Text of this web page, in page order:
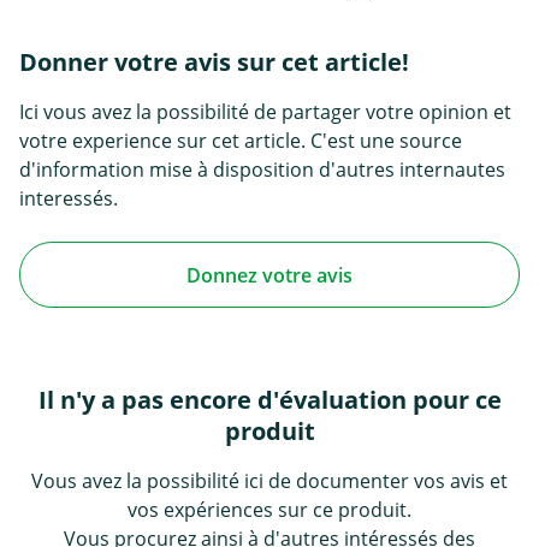
Donner votre avis sur cet article!
Ici vous avez la possibilité de partager votre opinion et
votre experience sur cet article. C'est une source
d'information mise à disposition d'autres internautes
interessés.
Donnez votre avis
Il n'y a pas encore d'évaluation pour ce
produit
Vous avez la possibilité ici de documenter vos avis et
vos expériences sur ce produit.
Vous procurez ainsi à d'autres intéressés des